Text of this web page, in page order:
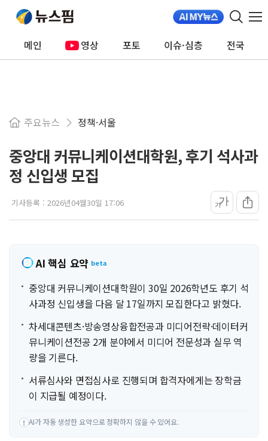
메인 영상 포토 이슈·심층 전국
주요뉴스 정책·서울
중앙대 커뮤니케이션대학원, 후기 석사과
정 신입생 모집
기사등록 : 2026년04월30일 17:06 가가
AI 핵심 요약 beta
중앙대 커뮤니케이션대학원이 30일 2026학년도 후기 석
사과정 신입생을 다음 달 17일까지 모집한다고 밝혔다.
차세대콘텐츠·방송영상융합전공과 미디어전략·데이터커
뮤니케이션전공 2개 분야에서 미디어 전문성과 실무 역
량을 기른다.
서류심사와 면접심사로 진행되며 합격자에게는 장학금
이 지급될 예정이다.
! AI가 자동 생성한 요약으로 정확하지 않을 수 있어요.